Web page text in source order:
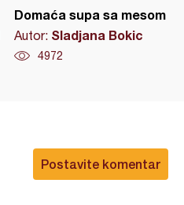
Domaća supa sa mesom
Autor: Sladjana Bokic
4972
Postavite komentar